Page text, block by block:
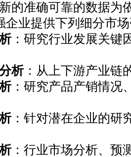
的准确可靠的数据为
企业提供下列细分市
：研究行业发展关键
析：从上下游产业链
：研究产品产销情况
：针对潜在企业的研
：行业市场分析、预